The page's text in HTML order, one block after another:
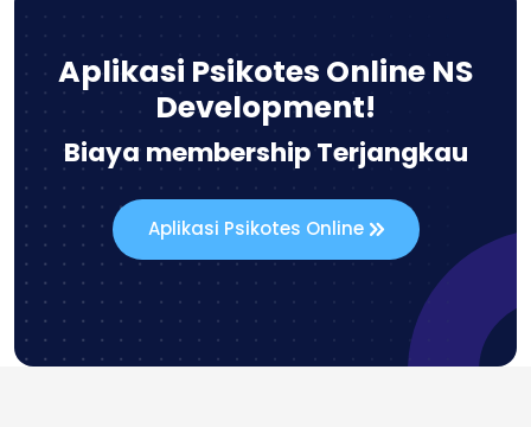
Aplikasi Psikotes Online NS
Development!
Biaya membership Terjangkau
Aplikasi Psikotes Online